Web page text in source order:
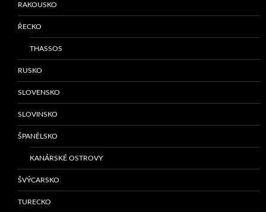
RAKOUSKO
ŘECKO
THASSOS
RUSKO
SLOVENSKO
SLOVINSKO
ŠPANĚLSKO
KANÁRSKÉ OSTROVY
ŠVÝCARSKO
TURECKO